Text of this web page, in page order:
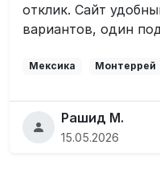
отклик. Сайт
вариантов, один
Мексика Монтеррей
Рашид М.
15.05.2026